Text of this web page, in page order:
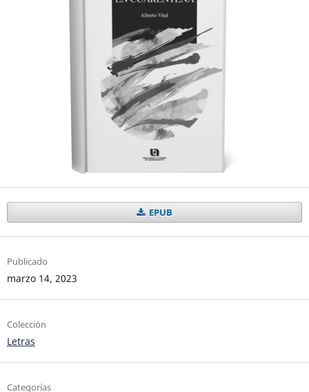
EPUB
Publicado
marzo 14, 2023
Colección
Letras
Categorías